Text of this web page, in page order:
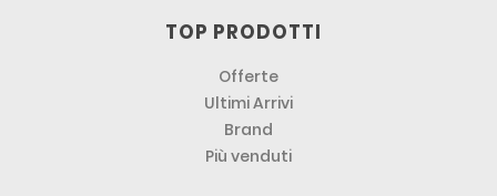
TOP PRODOTTI
Offerte
Ultimi Arrivi
Brand
Più venduti